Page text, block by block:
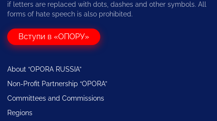
if letters are replaced with dots, dashes and other symbols. All
forms of hate speech is also prohibited.
Вступи в «ОПОРУ»
About “OPORA RUSSIA”
Non-Profit Partnership “OPORA”
Committees and Commissions
Regions